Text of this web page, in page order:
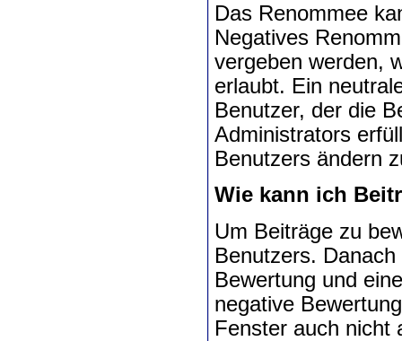
Das Renommee
Negatives
vergeben werden,
erlaubt. Ein
Benutzer, der die
Administrators
Benutzers ändern
Wie kann ich
Um Beiträge zu
Benutzers.
Bewertung und
negative
Fenster auch nicht